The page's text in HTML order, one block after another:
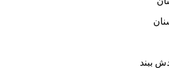
ببند